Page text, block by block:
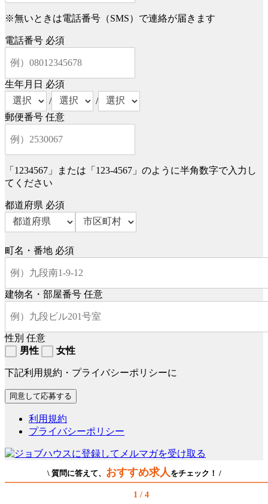
※無いときは電話番号（SMS）で連絡が届きます
電話番号 必須
生年月日 必須
/
/
郵便番号 任意
「1234567」または「123-4567」のように半角数字で入力し
てください
都道府県 必須
町名・番地 必須
建物名・部屋番号 任意
性別 任意
男性
女性
下記利用規約・プライバシーポリシーに
利用規約
プライバシーポリシー
\ 質問に答えて、 おすすめ求人 をチェック！ /
1 / 4